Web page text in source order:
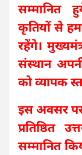
सम्मानित
कृतियों से
रहेंगे।
संस्थान
को व्यापक
इस अवसर पर
प्रतिष्ठित
सम्मानित